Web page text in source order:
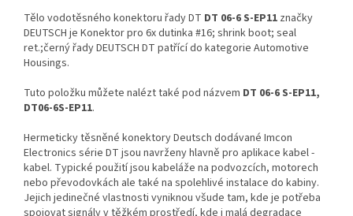
Tělo vodotěsného konektoru řady DT DT 06-6 S-EP11 značky
DEUTSCH je Konektor pro 6x dutinka #16; shrink boot; seal
ret.;černý řady DEUTSCH DT patřící do kategorie Automotive
Housings.
Tuto položku můžete nalézt také pod názvem DT 06-6 S-EP11,
DT06-6S-EP11.
Hermeticky těsněné konektory Deutsch dodávané Imcon
Electronics série DT jsou navrženy hlavně pro aplikace kabel -
kabel. Typické použití jsou kabeláže na podvozcích, motorech
nebo převodovkách ale také na spolehlivé instalace do kabiny.
Jejich jedinečné vlastnosti vyniknou všude tam, kde je potřeba
spojovat signály v těžkém prostředí, kde i malá degradace